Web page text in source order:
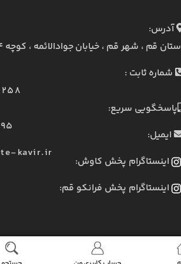
آدرس:
قم ، شهر قم ، خیابان جوادالائمه ، کوچه ۲۴ ، پلاک ۳
شماره ثابت :
پاسخگویی سریع:
ایمیل:
kavir.ir
اینستاگرام پخش کاوش:
اینستاگرام پخش فرانکو قم: